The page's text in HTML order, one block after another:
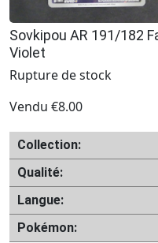
Sovkipou AR 191/182
Violet
Rupture de stock
Vendu €8.00
Collection:
Qualité:
Langue:
Pokémon: